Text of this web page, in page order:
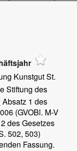
Kunstgut St.
Stiftung des
Absatz 1 des
(GVOBl. M-V
des Gesetzes
502, 503)
Fassung.